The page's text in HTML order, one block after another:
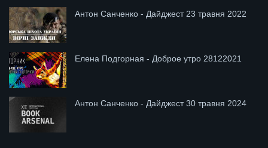
Антон Санченко - Дайджест 23 травня 2022
Елена Подгорная - Доброе утро 28122021
Антон Санченко - Дайджест 30 травня 2024